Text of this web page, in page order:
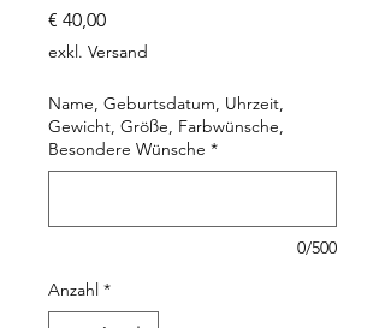
€ 40,00Preis
exkl. Versand
Name, Geburtsdatum, Uhrzeit,
Gewicht, Größe, Farbwünsche,
Besondere Wünsche *
0/500
Anzahl *